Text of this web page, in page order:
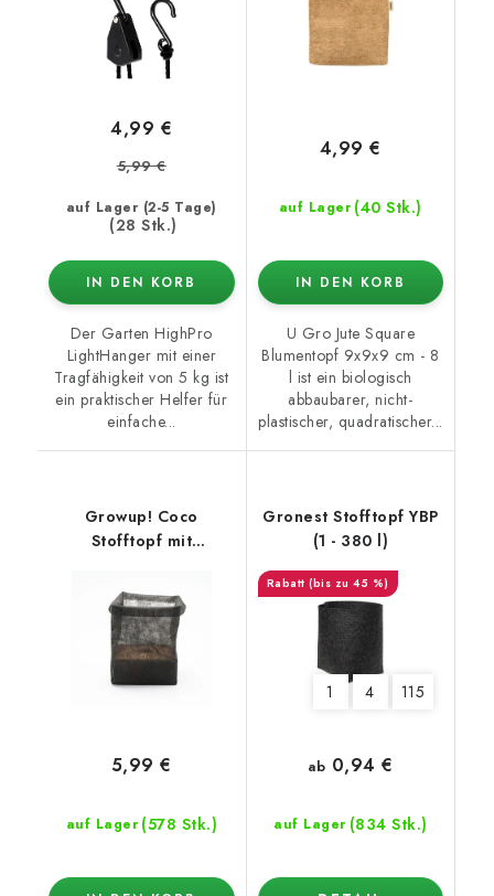
auf Lager (2-5 Tage)
(28 Stk.)
4,99 €
5,99 €
IN DEN KORB
Der Garten HighPro
LightHanger mit einer
Tragfähigkeit von 5 kg ist
ein praktischer Helfer für
einfache...
auf Lager (40 Stk.)
4,99 €
IN DEN KORB
U Gro Jute Square
Blumentopf 9x9x9 cm - 8
l ist ein biologisch
abbaubarer, nicht-
plastischer, quadratischer...
Growup! Coco
Stofftopf mit
auf Lager (578 Stk.)
5,99 €
Gronest Stofftopf YBP
(1 - 380 l)
(bis zu 45 %)
1 4 115
auf Lager (834 Stk.)
ab 0,94 €